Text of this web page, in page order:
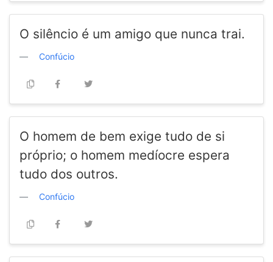
O silêncio é um amigo que nunca trai.
Confúcio
O homem de bem exige tudo de si
próprio; o homem medíocre espera
tudo dos outros.
Confúcio